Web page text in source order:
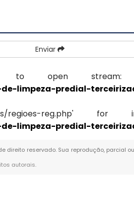
Enviar
Failed to open
limpeza-predial-
reg.php' for
limpeza-predial-
direito reservado. Sua reprodução, parcial
autorais.